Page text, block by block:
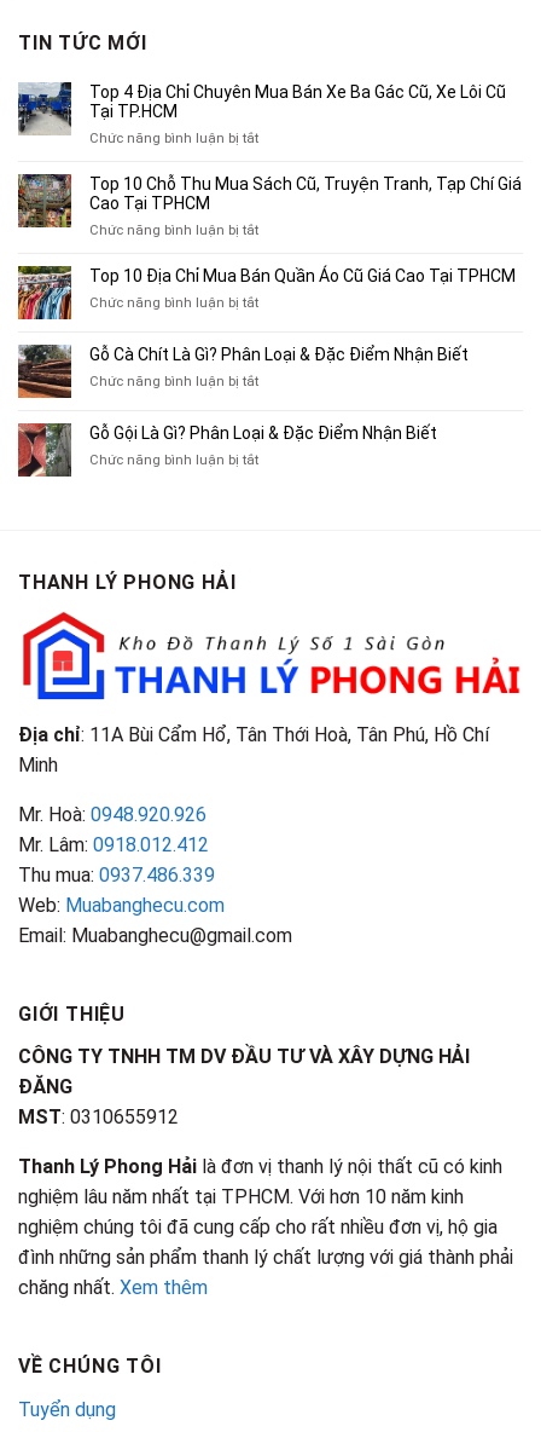
TIN TỨC MỚI
Top 4 Địa Chỉ Chuyên Mua Bán Xe Ba Gác Cũ, Xe Lôi Cũ
Tại TP.HCM
Chức năng bình luận bị tắtở
4
Bán
Xe
Cũ,
Xe
Cũ
TP.HCM
Top 10 Chỗ Thu Mua Sách Cũ, Truyện Tranh, Tạp Chí Giá
Cao Tại TPHCM
Chức năng bình luận bị tắtở
10
Thu
Sách
Tạp
Chí
Top 10 Địa Chỉ Mua Bán Quần Áo Cũ Giá Cao Tại TPHCM
Chức năng bình luận bị tắtở
Địa
Chỉ
Bán
Áo
Gỗ Cà Chít Là Gì? Phân Loại & Đặc Điểm Nhận Biết
Chức năng bình luận bị tắtở
Chít
Là
Gỗ Gội Là Gì? Phân Loại & Đặc Điểm Nhận Biết
Chức năng bình luận bị tắtở
Điểm
Nhận
Biết
THANH LÝ PHONG HẢI
Địa chỉ: 11A Bùi Cẩm Hổ, Tân Thới Hoà, Tân Phú, Hồ Chí
Minh
Mr. Hoà: 0948.920.926
Mr. Lâm: 0918.012.412
Thu mua: 0937.486.339
Web: Muabanghecu.com
Email: Muabanghecu@gmail.com
GIỚI THIỆU
CÔNG TY TNHH TM DV ĐẦU TƯ VÀ XÂY DỰNG HẢI
ĐĂNG
MST: 0310655912
Thanh Lý Phong Hải là đơn vị thanh lý nội thất cũ có kinh
nghiệm lâu năm nhất tại TPHCM. Với hơn 10 năm kinh
nghiệm chúng tôi đã cung cấp cho rất nhiều đơn vị, hộ gia
đình những sản phẩm thanh lý chất lượng với giá thành phải
chăng nhất. Xem thêm
VỀ CHÚNG TÔI
Tuyển dụng